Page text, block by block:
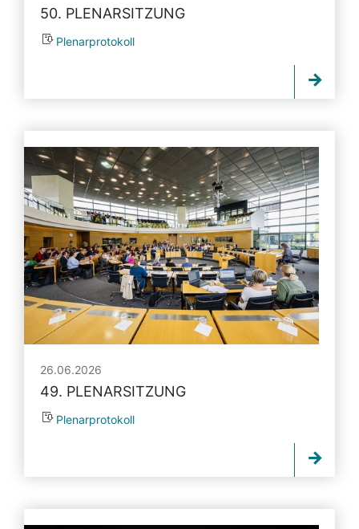
50. PLENARSITZUNG
Plenarprotokoll
26.06.2026
49. PLENARSITZUNG
Plenarprotokoll